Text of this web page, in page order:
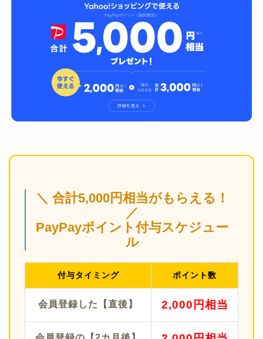
＼ 合計5,000円相当がもらえる！
／
PayPayポイント付与スケジュー
ル
付与タイミング ポイント数
会員登録した【直後】 2,000円相当